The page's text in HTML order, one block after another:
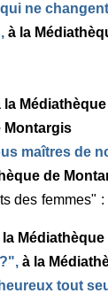
ne
, à la
la
Montargis
maîtres de
de
des femmes" :
la
, à la
tout